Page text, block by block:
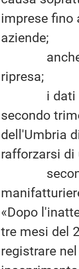
imprese
aziende;
anche i
ripresa;
i dati
secondo
dell'Umbria
rafforzarsi di
secondo
«Dopo
tre mesi del
registrare